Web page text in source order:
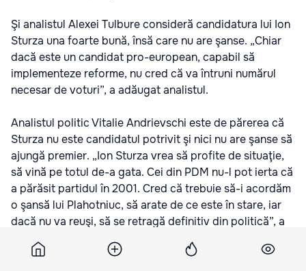
Şi analistul Alexei Tulbure consideră candidatura lui Ion
Sturza una foarte bună, însă care nu are şanse. „Chiar
dacă este un candidat pro-european, capabil să
implementeze reforme, nu cred că va întruni numărul
necesar de voturi”, a adăugat analistul.
Analistul politic Vitalie Andrievschi este de părerea că
Sturza nu este candidatul potrivit şi nici nu are şanse să
ajungă premier. „Ion Sturza vrea să profite de situaţie,
să vină pe totul de-a gata. Cei din PDM nu-l pot ierta că
a părăsit partidul în 2001. Cred că trebuie să-i acordăm
o şansă lui Plahotniuc, să arate de ce este în stare, iar
dacă nu va reuşi, să se retragă definitiv din politică”, a
spus el.